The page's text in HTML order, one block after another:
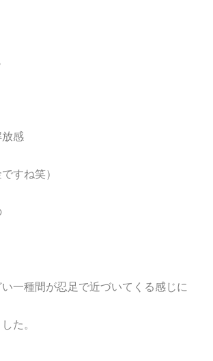
感
すね笑）
一種間が忍足で近づいてくる感じに
た。